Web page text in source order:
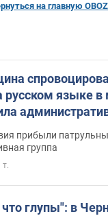
на главную OBOZ
русском языке
прибыли
группа
т.
глупы": в